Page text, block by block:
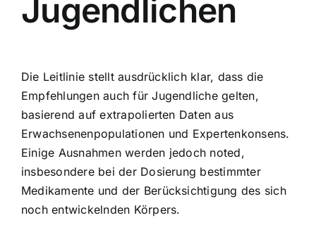
Jugendlichen
Die Leitlinie stellt ausdrücklich klar, dass die
Empfehlungen auch für Jugendliche gelten,
basierend auf extrapolierten Daten aus
Erwachsenenpopulationen und Expertenkonsens.
Einige Ausnahmen werden jedoch noted,
insbesondere bei der Dosierung bestimmter
Medikamente und der Berücksichtigung des sich
noch entwickelnden Körpers.